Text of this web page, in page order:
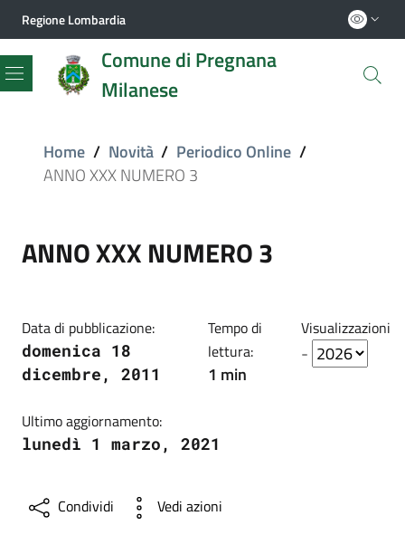
Regione Lombardia
Comune di Pregnana
Milanese
Menu
Home / Novità / Periodico Online /
ANNO XXX NUMERO 3
ANNO XXX NUMERO 3
Data di pubblicazione:
domenica 18
dicembre, 2011
Tempo di
lettura:
1 min
Visualizzazioni
-
Ultimo aggiornamento:
lunedì 1 marzo, 2021
Condividi Vedi azioni